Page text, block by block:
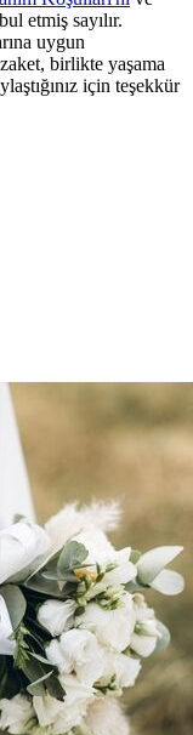
etmiş sayılır.
uygun
birlikte yaşama
için teşekkür